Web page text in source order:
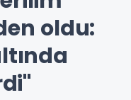
oldu: